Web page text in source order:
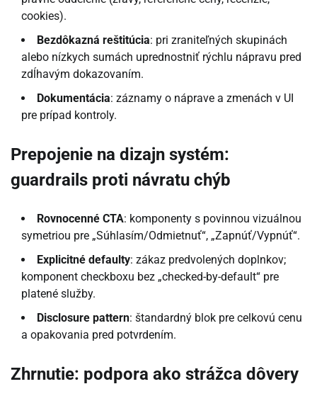
cookies).
Bezdôkazná reštitúcia: pri zraniteľných skupinách
alebo nízkych sumách uprednostniť rýchlu nápravu pred
zdĺhavým dokazovaním.
Dokumentácia: záznamy o náprave a zmenách v UI
pre prípad kontroly.
Prepojenie na dizajn systém:
guardrails proti návratu chýb
Rovnocenné CTA: komponenty s povinnou vizuálnou
symetriou pre „Súhlasím/Odmietnuť“, „Zapnúť/Vypnúť“.
Explicitné defaulty: zákaz predvolených doplnkov;
komponent checkboxu bez „checked-by-default“ pre
platené služby.
Disclosure pattern: štandardný blok pre celkovú cenu
a opakovania pred potvrdením.
Zhrnutie: podpora ako strážca dôvery